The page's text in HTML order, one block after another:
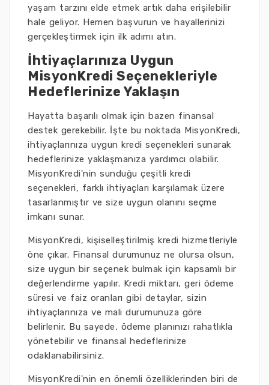
yaşam tarzını elde etmek artık daha erişilebilir
hale geliyor. Hemen başvurun ve hayallerinizi
gerçekleştirmek için ilk adımı atın.
İhtiyaçlarınıza Uygun
MisyonKredi Seçenekleriyle
Hedeflerinize Yaklaşın
Hayatta başarılı olmak için bazen finansal
destek gerekebilir. İşte bu noktada MisyonKredi,
ihtiyaçlarınıza uygun kredi seçenekleri sunarak
hedeflerinize yaklaşmanıza yardımcı olabilir.
MisyonKredi'nin sunduğu çeşitli kredi
seçenekleri, farklı ihtiyaçları karşılamak üzere
tasarlanmıştır ve size uygun olanını seçme
imkanı sunar.
MisyonKredi, kişiselleştirilmiş kredi hizmetleriyle
öne çıkar. Finansal durumunuz ne olursa olsun,
size uygun bir seçenek bulmak için kapsamlı bir
değerlendirme yapılır. Kredi miktarı, geri ödeme
süresi ve faiz oranları gibi detaylar, sizin
ihtiyaçlarınıza ve mali durumunuza göre
belirlenir. Bu sayede, ödeme planınızı rahatlıkla
yönetebilir ve finansal hedeflerinize
odaklanabilirsiniz.
MisyonKredi'nin en önemli özelliklerinden biri de